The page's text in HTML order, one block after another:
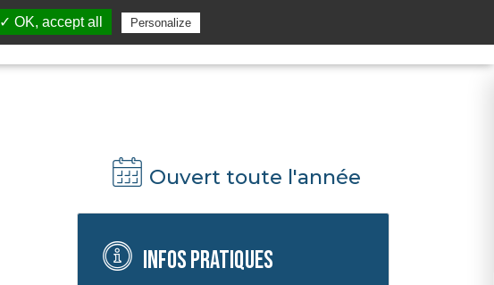
Ouvert toute l'année
Infos pratiques
✓ OK, accept all Personalize